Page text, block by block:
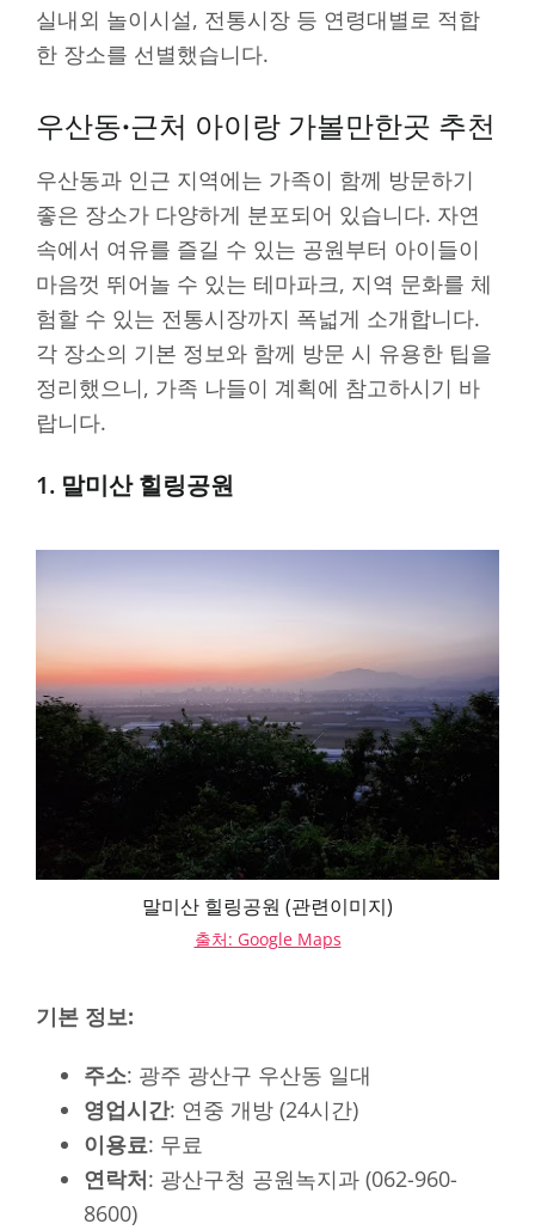
실내외 놀이시설, 전통시장 등 연령대별로 적합
한 장소를 선별했습니다.
우산동·근처 아이랑 가볼만한곳 추천
우산동과 인근 지역에는 가족이 함께 방문하기
좋은 장소가 다양하게 분포되어 있습니다. 자연
속에서 여유를 즐길 수 있는 공원부터 아이들이
마음껏 뛰어놀 수 있는 테마파크, 지역 문화를 체
험할 수 있는 전통시장까지 폭넓게 소개합니다.
각 장소의 기본 정보와 함께 방문 시 유용한 팁을
정리했으니, 가족 나들이 계획에 참고하시기 바
랍니다.
1. 말미산 힐링공원
말미산 힐링공원 (관련이미지)
출처: Google Maps
기본 정보:
주소: 광주 광산구 우산동 일대
영업시간: 연중 개방 (24시간)
이용료: 무료
연락처: 광산구청 공원녹지과 (062-960-
8600)